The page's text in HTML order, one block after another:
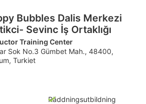
Bubbles Dalis Merkezi
Sevinc İş Ortaklığı
Training Center
Sok No.3 Gümbet Mah., 48400,
Turkiet
Räddningsutbildning